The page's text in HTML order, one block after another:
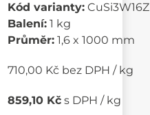
Kód varianty: CuSi3W16Z
Balení: 1 kg
Průměr: 1,6 x 1000 mm
710,00 Kč bez DPH / kg
859,10 Kč s DPH / kg